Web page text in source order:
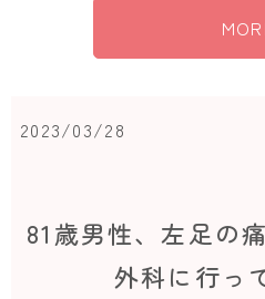
2023/03/28
81歳男性、左足の
外科に行っ